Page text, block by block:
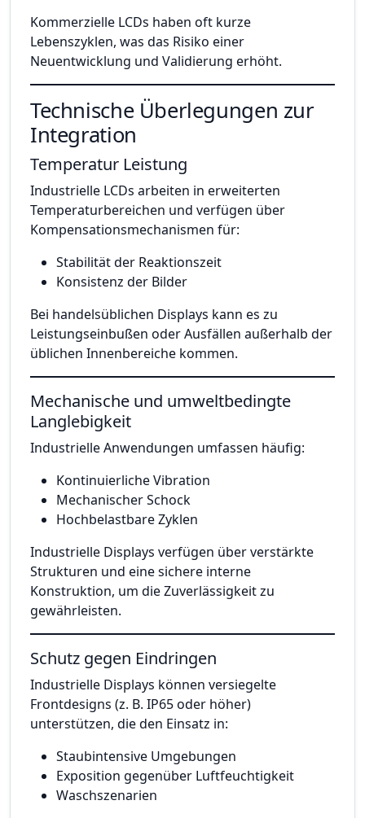
Kommerzielle LCDs haben oft kurze
Lebenszyklen, was das Risiko einer
Neuentwicklung und Validierung erhöht.
Technische Überlegungen zur
Integration
Temperatur Leistung
Industrielle LCDs arbeiten in erweiterten
Temperaturbereichen und verfügen über
Kompensationsmechanismen für:
Stabilität der Reaktionszeit
Konsistenz der Bilder
Bei handelsüblichen Displays kann es zu
Leistungseinbußen oder Ausfällen außerhalb der
üblichen Innenbereiche kommen.
Mechanische und umweltbedingte
Langlebigkeit
Industrielle Anwendungen umfassen häufig:
Kontinuierliche Vibration
Mechanischer Schock
Hochbelastbare Zyklen
Industrielle Displays verfügen über verstärkte
Strukturen und eine sichere interne
Konstruktion, um die Zuverlässigkeit zu
gewährleisten.
Schutz gegen Eindringen
Industrielle Displays können versiegelte
Frontdesigns (z. B. IP65 oder höher)
unterstützen, die den Einsatz in:
Staubintensive Umgebungen
Exposition gegenüber Luftfeuchtigkeit
Waschszenarien